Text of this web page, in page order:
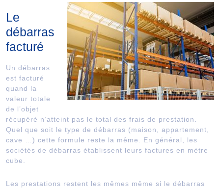
Le
débarras
facturé
Un débarras
est facturé
quand la
valeur totale
de l’objet
récupéré n’atteint pas le total des frais de prestation.
Quel que soit le type de débarras (maison, appartement,
cave …) cette formule reste la même. En général, les
sociétés de débarras établissent leurs factures en mètre
cube.
Les prestations restent les mêmes même si le débarras